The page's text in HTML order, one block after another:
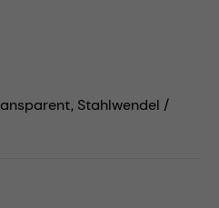
Stahlwendel /